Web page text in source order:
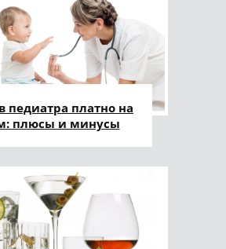
педиатра платно на
плюсы и минусы